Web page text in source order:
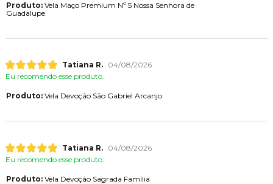
Produto:Vela Maço Premium Nº 5 Nossa Senhora de
Guadalupe
Tatiana R.
04/08/2026
Eu recomendo esse produto.
Produto:Vela Devoção São Gabriel Arcanjo
Tatiana R.
04/08/2026
Eu recomendo esse produto.
Produto:Vela Devoção Sagrada Família